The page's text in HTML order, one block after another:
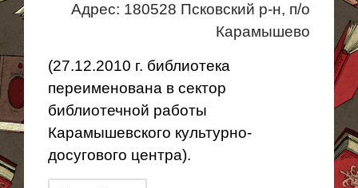
Адрес: 180528 Псковский р-н, п/о
Карамышево
(27.12.2010 г. библиотека
переименована в сектор
библиотечной работы
Карамышевского культурно-
досугового центра).